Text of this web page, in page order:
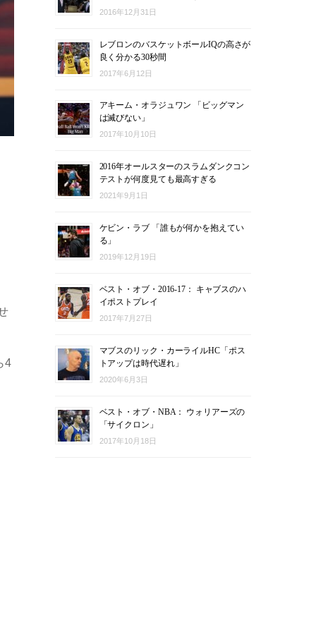
4
2016年12月31日
レブロンのバスケットボールIQの高さが
良く分かる30秒間
2017年6月12日
アキーム・オラジュワン 「ビッグマン
は滅びない」
2017年10月10日
2016年オールスターのスラムダンクコン
テストが何度見ても最高すぎる
2021年9月1日
ケビン・ラブ 「誰もが何かを抱えてい
る」
2019年12月19日
ベスト・オブ・2016-17： キャブスのハ
イポストプレイ
2017年7月27日
マブスのリック・カーライルHC「ポス
トアップは時代遅れ」
2020年6月3日
ベスト・オブ・NBA： ウォリアーズの
「サイクロン」
2017年10月18日